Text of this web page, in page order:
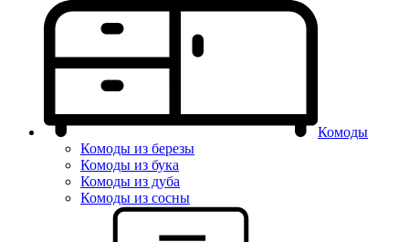
Комоды
Комоды из березы
Комоды из бука
Комоды из дуба
Комоды из сосны